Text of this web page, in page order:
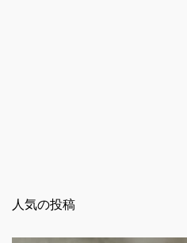
人気の投稿